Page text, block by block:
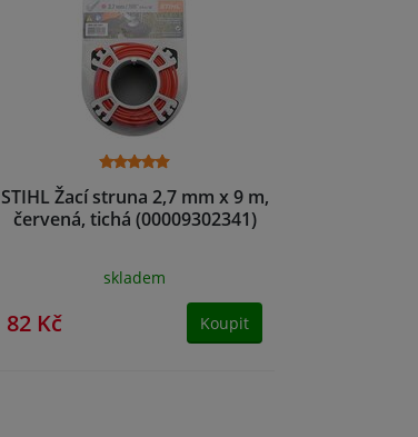
STIHL Žací struna 2,7 mm x 9 m,
červená, tichá (00009302341)
skladem
82 Kč Koupit